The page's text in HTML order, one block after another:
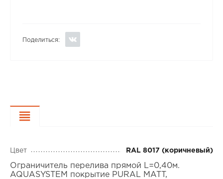
Поделиться:
Цвет RAL 8017 (коричневый)
Ограничитель перелива прямой L=0,40м.
AQUASYSTEM покрытие PURAL MATT,